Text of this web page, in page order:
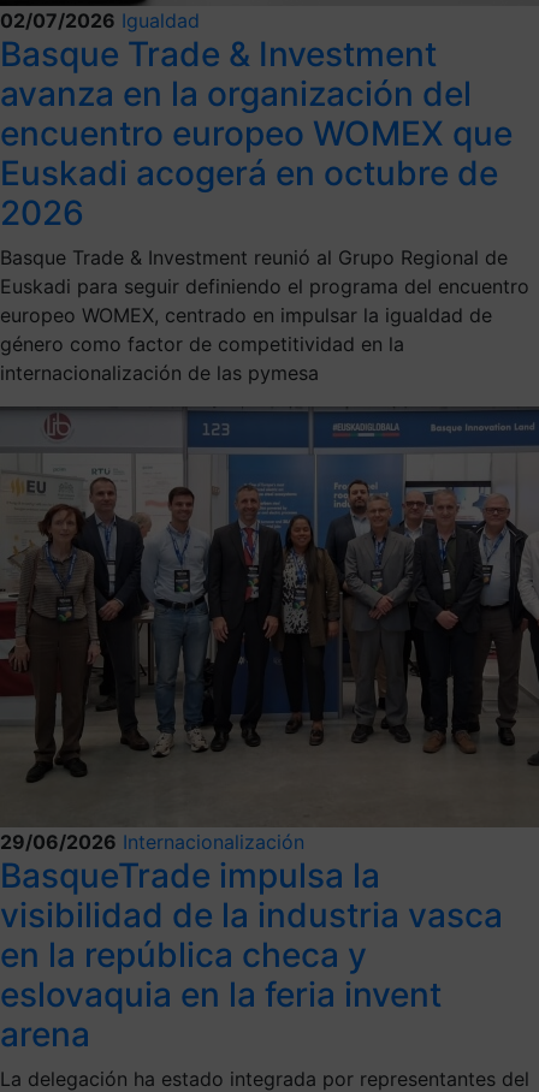
02/07/2026 Igualdad
Basque Trade & Investment
avanza en la organización del
encuentro europeo WOMEX que
Euskadi acogerá en octubre de
2026
Basque Trade & Investment reunió al Grupo Regional de
Euskadi para seguir definiendo el programa del encuentro
europeo WOMEX, centrado en impulsar la igualdad de
género como factor de competitividad en la
internacionalización de las pymesa
29/06/2026 Internacionalización
BasqueTrade impulsa la
visibilidad de la industria vasca
en la república checa y
eslovaquia en la feria invent
arena
La delegación ha estado integrada por representantes del